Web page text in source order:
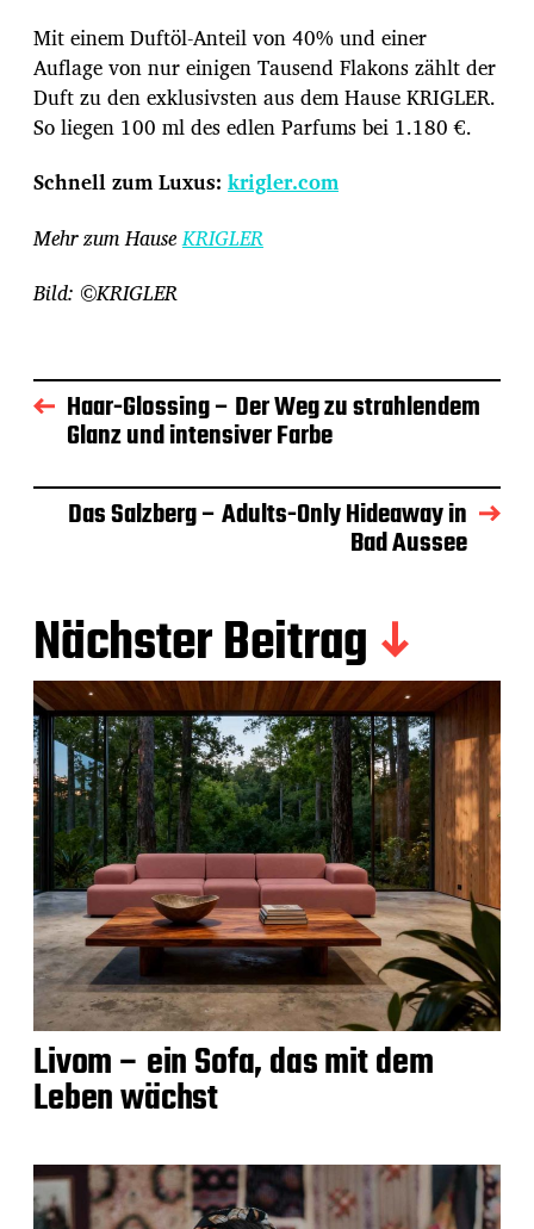
Mit einem Duftöl-Anteil von 40% und einer
Auflage von nur einigen Tausend Flakons zählt der
Duft zu den exklusivsten aus dem Hause KRIGLER.
So liegen 100 ml des edlen Parfums bei 1.180 €.
Schnell zum Luxus: krigler.com
Mehr zum HauseKRIGLER
Bild: ©KRIGLER
Haar-Glossing – Der Weg zu strahlendem
Glanz und intensiver Farbe
Das Salzberg – Adults-Only Hideaway in
Bad Aussee
Nächster Beitrag
Livom – ein Sofa, das mit dem
Leben wächst